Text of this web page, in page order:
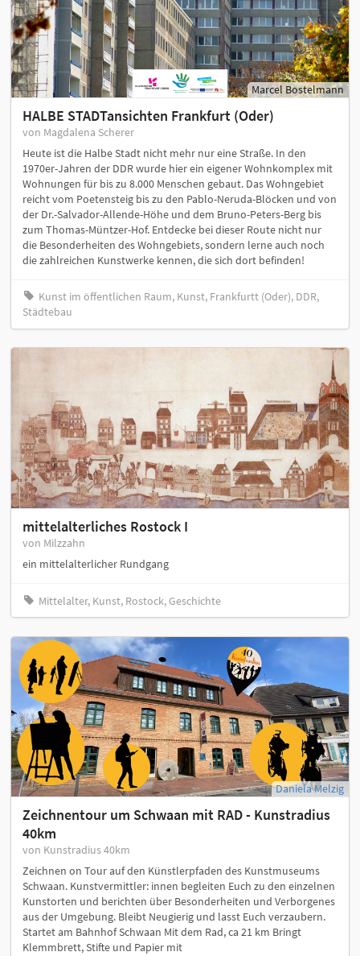
Marcel Bostelmann
HALBE STADTansichten Frankfurt (Oder)
von Magdalena Scherer
Heute ist die Halbe Stadt nicht mehr nur eine Straße. In den
1970er-Jahren der DDR wurde hier ein eigener Wohnkomplex mit
Wohnungen für bis zu 8.000 Menschen gebaut. Das Wohngebiet
reicht vom Poetensteig bis zu den Pablo-Neruda-Blöcken und von
der Dr.-Salvador-Allende-Höhe und dem Bruno-Peters-Berg bis
zum Thomas-Müntzer-Hof. Entdecke bei dieser Route nicht nur
die Besonderheiten des Wohngebiets, sondern lerne auch noch
die zahlreichen Kunstwerke kennen, die sich dort befinden!
Kunst im öffentlichen Raum, Kunst, Frankfurtt (Oder), DDR,
Städtebau
mittelalterliches Rostock I
von Milzzahn
ein mittelalterlicher Rundgang
Mittelalter, Kunst, Rostock, Geschichte
Daniela Melzig
Zeichnentour um Schwaan mit RAD - Kunstradius
40km
von Kunstradius 40km
Zeichnen on Tour auf den Künstlerpfaden des Kunstmuseums
Schwaan. Kunstvermittler: innen begleiten Euch zu den einzelnen
Kunstorten und berichten über Besonderheiten und Verborgenes
aus der Umgebung. Bleibt Neugierig und lasst Euch verzaubern.
Startet am Bahnhof Schwaan Mit dem Rad, ca 21 km Bringt
Klemmbrett, Stifte und Papier mit